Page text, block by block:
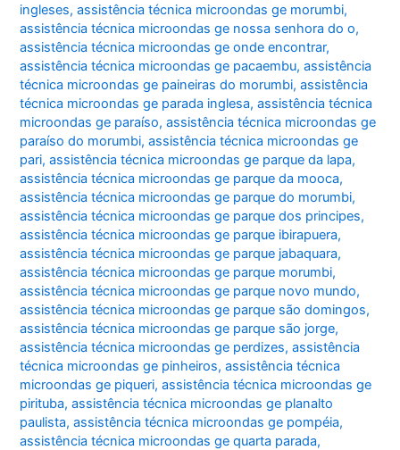
ingleses,assistência técnica microondas ge morumbi,
assistência técnica microondas ge nossa senhora do o,
assistência técnica microondas ge onde encontrar,
assistência técnica microondas ge pacaembu,assistência
técnica microondas ge paineiras do morumbi,assistência
técnica microondas ge parada inglesa,assistência técnica
microondas ge paraíso,assistência técnica microondas ge
paraíso do morumbi,assistência técnica microondas ge
pari,assistência técnica microondas ge parque da lapa,
assistência técnica microondas ge parque da mooca,
assistência técnica microondas ge parque do morumbi,
assistência técnica microondas ge parque dos principes,
assistência técnica microondas ge parque ibirapuera,
assistência técnica microondas ge parque jabaquara,
assistência técnica microondas ge parque morumbi,
assistência técnica microondas ge parque novo mundo,
assistência técnica microondas ge parque são domingos,
assistência técnica microondas ge parque são jorge,
assistência técnica microondas ge perdizes,assistência
técnica microondas ge pinheiros,assistência técnica
microondas ge piqueri,assistência técnica microondas ge
pirituba,assistência técnica microondas ge planalto
paulista,assistência técnica microondas ge pompéia,
assistência técnica microondas ge quarta parada,